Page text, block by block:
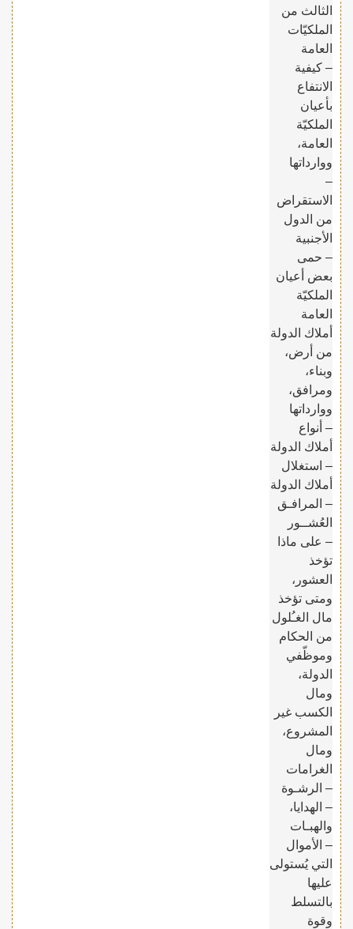
الثالث من
الملكيّات
العامة
– كيفية
الانتفاع
بأعيان
الملكيّة
العامة،
ووارداتها
–
الاستقراض
من الدول
الأجنبية
– حمى
بعض أعيان
الملكيّة
العامة
أملاك الدولة
من أرض،
وبناء،
ومرافق،
ووارداتها
– أنواع
أملاك الدولة
– استغلال
أملاك الدولة
– المرافـق
العُشــور
– على ماذا
تؤخذ
العشور،
ومتى تؤخذ
مال الغـُلول
من الحكام
وموظّفي
الدولة،
ومال
الكسب غير
المشروع،
ومال
الغرامات
– الرشـوة
– الهدايا،
والهبـات
– الأموال
التي يُستولى
عليها
بالتسلط
وقوة